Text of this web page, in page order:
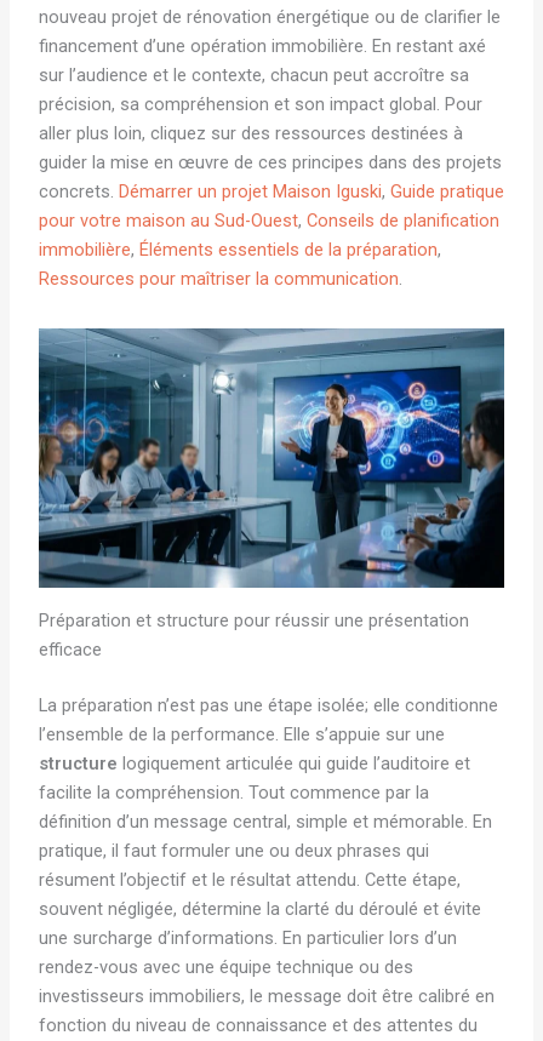
nouveau projet de rénovation énergétique ou de clarifier le
financement d’une opération immobilière. En restant axé
sur l’audience et le contexte, chacun peut accroître sa
précision, sa compréhension et son impact global. Pour
aller plus loin, cliquez sur des ressources destinées à
guider la mise en œuvre de ces principes dans des projets
concrets. Démarrer un projet Maison Iguski, Guide pratique
pour votre maison au Sud-Ouest, Conseils de planification
immobilière, Éléments essentiels de la préparation,
Ressources pour maîtriser la communication
Préparation et structure pour réussir une présentation
efficace
La préparation n’est pas une étape isolée; elle conditionne
l’ensemble de la performance. Elle s’appuie sur une
structure logiquement articulée qui guide l’auditoire et
facilite la compréhension. Tout commence par la
définition d’un message central, simple et mémorable. En
pratique, il faut formuler une ou deux phrases qui
résument l’objectif et le résultat attendu. Cette étape,
souvent négligée, détermine la clarté du déroulé et évite
une surcharge d’informations. En particulier lors d’un
rendez-vous avec une équipe technique ou des
investisseurs immobiliers, le message doit être calibré en
fonction du niveau de connaissance et des attentes du